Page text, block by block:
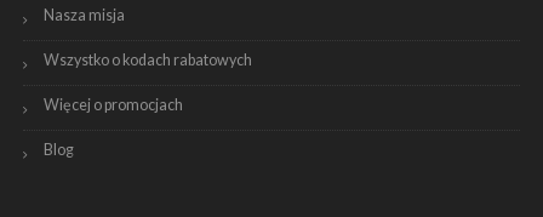
Nasza misja
Wszystko o kodach rabatowych
Więcej o promocjach
Blog